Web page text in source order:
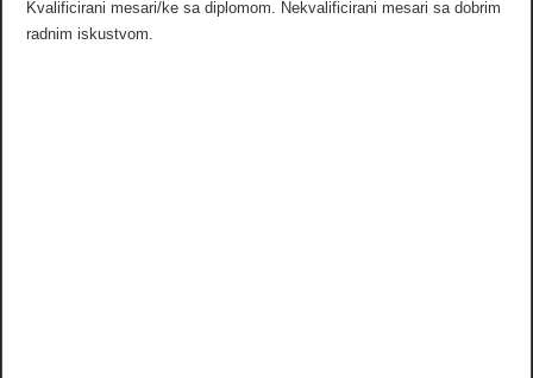
Kvalificirani mesari/ke sa diplomom. Nekvalificirani mesari sa dobrim
radnim iskustvom.